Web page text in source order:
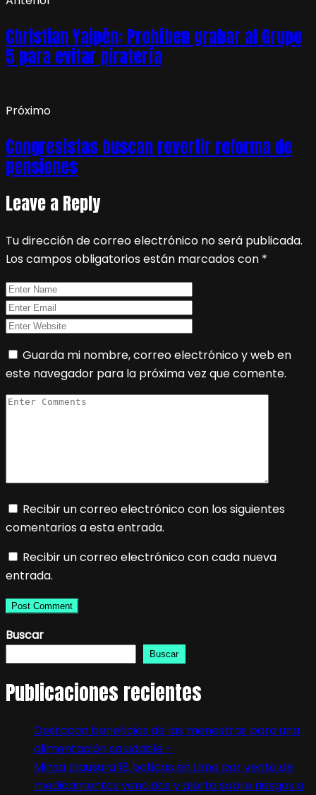
Christian Yaipén: Prohíben grabar al Grupo
5 para evitar piratería
Próximo
Congresistas buscan revertir reforma de
pensiones
Leave a Reply
Tu dirección de correo electrónico no será publicada.
Los campos obligatorios están marcados con *
Guarda mi nombre, correo electrónico y web en
este navegador para la próxima vez que comente.
Recibir un correo electrónico con los siguientes
comentarios a esta entrada.
Recibir un correo electrónico con cada nueva
entrada.
Buscar
Buscar
Publicaciones recientes
Destacan beneficios de las menestras para una
alimentación saludable –
Minsa clausura 18 boticas en Lima por venta de
medicamentos vencidos y alerta sobre riesgos a